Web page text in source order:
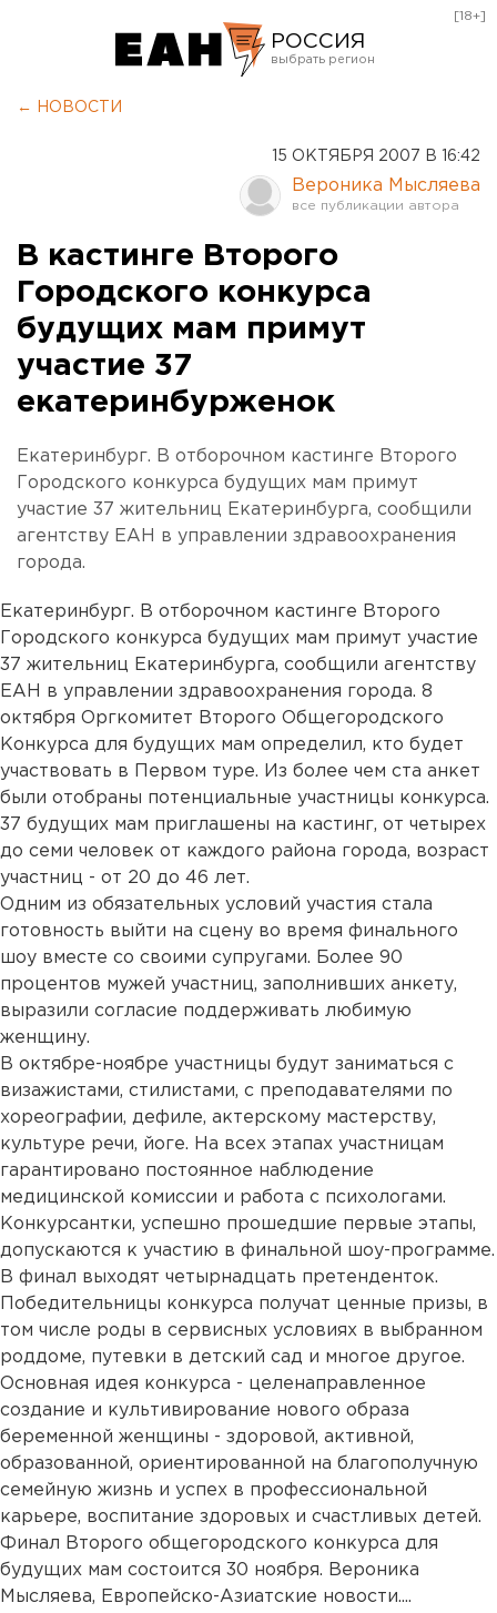
РОССИЯ
Оренбург
[18+]
← НОВОСТИ
15 ОКТЯБРЯ 2007 В 16:42
Вероника Мысляева
В кастинге Второго
Городского конкурса
будущих мам примут
участие 37
екатеринбурженок
Екатеринбург. В отборочном кастинге Второго
Городского конкурса будущих мам примут
участие 37 жительниц Екатеринбурга, сообщили
агентству ЕАН в управлении здравоохранения
города.
Екатеринбург. В отборочном кастинге Второго
Городского конкурса будущих мам примут участие
37 жительниц Екатеринбурга, сообщили агентству
ЕАН в управлении здравоохранения города. 8
октября Оргкомитет Второго Общегородского
Конкурса для будущих мам определил, кто будет
участвовать в Первом туре. Из более чем ста анкет
были отобраны потенциальные участницы конкурса.
37 будущих мам приглашены на кастинг, от четырех
до семи человек от каждого района города, возраст
участниц - от 20 до 46 лет.
Одним из обязательных условий участия стала
готовность выйти на сцену во время финального
шоу вместе со своими супругами. Более 90
процентов мужей участниц, заполнивших анкету,
выразили согласие поддерживать любимую
женщину.
В октябре-ноябре участницы будут заниматься с
визажистами, стилистами, с преподавателями по
хореографии, дефиле, актерскому мастерству,
культуре речи, йоге. На всех этапах участницам
гарантировано постоянное наблюдение
медицинской комиссии и работа с психологами.
Конкурсантки, успешно прошедшие первые этапы,
допускаются к участию в финальной шоу-программе.
В финал выходят четырнадцать претенденток.
Победительницы конкурса получат ценные призы, в
том числе роды в сервисных условиях в выбранном
роддоме, путевки в детский сад и многое другое.
Основная идея конкурса - целенаправленное
создание и культивирование нового образа
беременной женщины - здоровой, активной,
образованной, ориентированной на благополучную
семейную жизнь и успех в профессиональной
карьере, воспитание здоровых и счастливых детей.
Финал Второго общегородского конкурса для
будущих мам состоится 30 ноября. Вероника
Мысляева, Европейско-Азиатские новости....